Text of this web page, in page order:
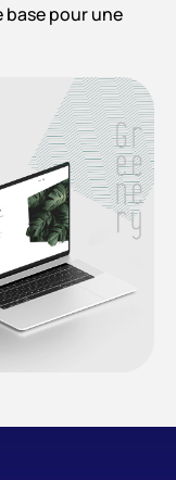
base pour une